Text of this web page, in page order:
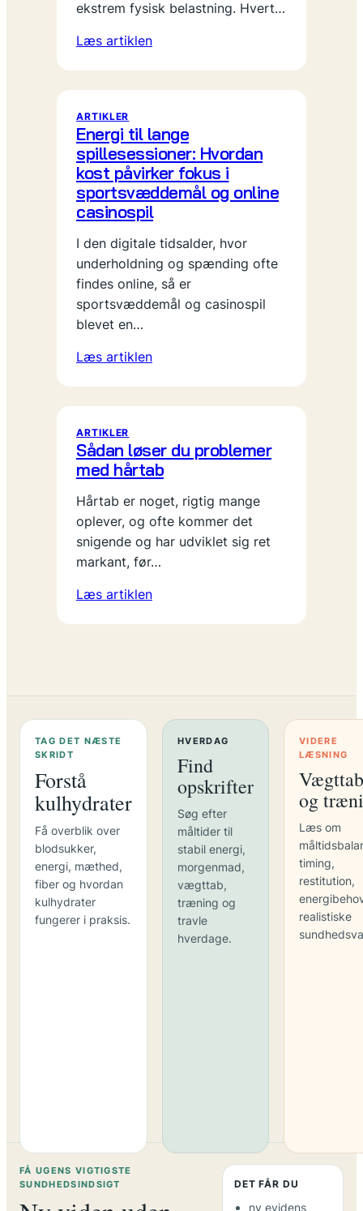
ekstrem fysisk belastning. Hvert…
Læs artiklen
ARTIKLER
Energi til lange
spillesessioner: Hvordan
kost påvirker fokus i
sportsvæddemål og online
casinospil
I den digitale tidsalder, hvor
underholdning og spænding ofte
findes online, så er
sportsvæddemål og casinospil
blevet en…
Læs artiklen
ARTIKLER
Sådan løser du problemer
med hårtab
Hårtab er noget, rigtig mange
oplever, og ofte kommer det
snigende og har udviklet sig ret
markant, før…
Læs artiklen
TAG DET NÆSTE
SKRIDT
Forstå
kulhydrater
Få overblik over
blodsukker,
energi, mæthed,
fiber og hvordan
kulhydrater
fungerer i praksis.
HVERDAG
Find
opskrifter
Søg efter
måltider til
stabil energi,
morgenmad,
vægttab,
træning og
travle
hverdage.
VIDERE
LÆSNING
Vægttab
og
Læs om
timing,
restitution,
realistiske
FÅ UGENS VIGTIGSTE
SUNDHEDSINDSIGT
DET FÅR DU
ny evidens